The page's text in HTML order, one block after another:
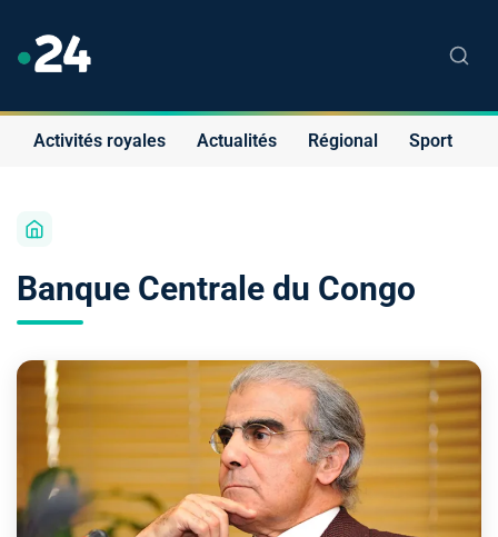
Activités royales Actualités Régional Sport
Banque Centrale du Congo